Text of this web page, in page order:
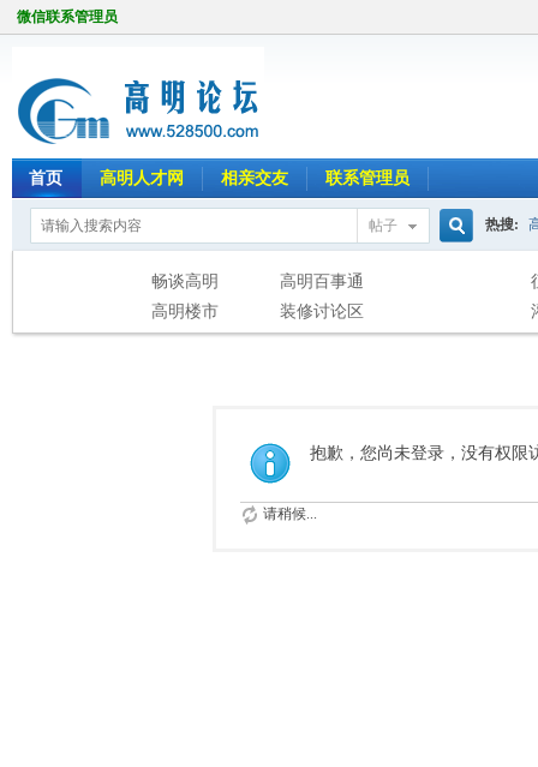
微信联系管理员
首页 高明人才网 相亲交友 联系管理员
帖子 热搜:
畅谈高明
高明百事通
高明楼市
装修讨论区
抱歉，您尚未登录，没有权限
请稍候...